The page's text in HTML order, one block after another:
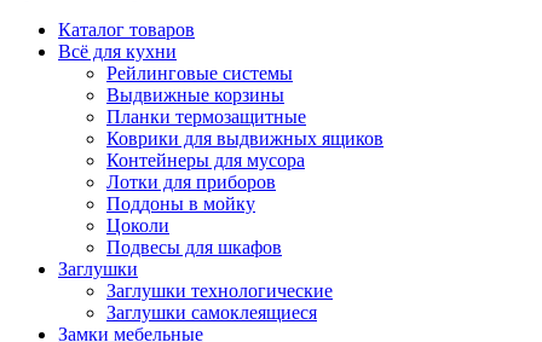
Каталог товаров
Всё для кухни
Рейлинговые системы
Выдвижные корзины
Планки термозащитные
Коврики для выдвижных ящиков
Контейнеры для мусора
Лотки для приборов
Поддоны в мойку
Цоколи
Подвесы для шкафов
Заглушки
Заглушки технологические
Заглушки самоклеящиеся
Замки мебельные